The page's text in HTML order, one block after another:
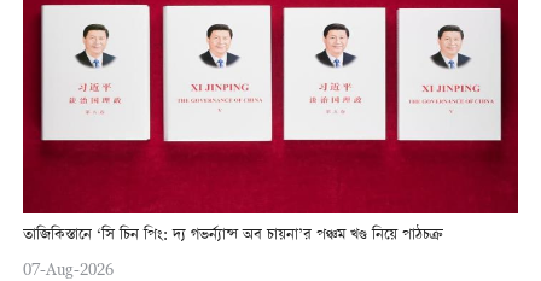
তাজিকিস্তানে ‘সি চিন পিং: দ্য গভর্ন্যান্স অব চায়না’র পঞ্চম খণ্ড নিয়ে পাঠচক্র
07-Aug-2026